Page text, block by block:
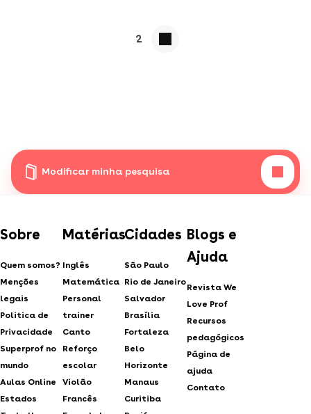
2
Modificar minha pesquisa
Sobre
Quem somos?
Menções
legais
Politica de
Privacidade
Superprof no
mundo
Aulas Online
Estados
Matérias
Inglês
Matemática
Personal
trainer
Canto
Reforço
escolar
Violão
Francês
Cidades
São Paulo
Rio de Janeiro
Salvador
Brasília
Fortaleza
Belo
Horizonte
Manaus
Curitiba
Blogs e
Ajuda
Revista We
Love Prof
Recursos
pedagógicos
Página de
ajuda
Contato